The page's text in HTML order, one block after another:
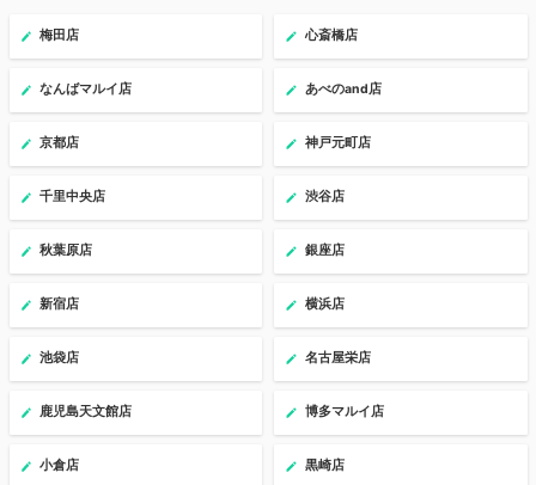
梅田店 心斎橋店
なんばマルイ店 あべのand店
京都店 神戸元町店
千里中央店 渋谷店
秋葉原店 銀座店
新宿店 横浜店
池袋店 名古屋栄店
鹿児島天文館店 博多マルイ店
小倉店 黒崎店